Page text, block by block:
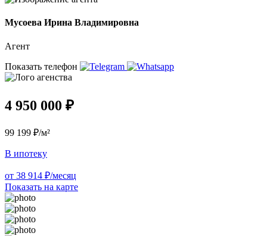
Мусоева Ирина Владимировна
Агент
Показать телефон
4 950 000 ₽
99 199 ₽/м²
В ипотеку
от 38 914 ₽/месяц
Показать на карте